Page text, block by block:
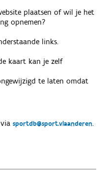
plaatsen of wil je het
opnemen?
links.
kaart kan je zelf
te laten omdat
sportdb@sport.vlaanderen.